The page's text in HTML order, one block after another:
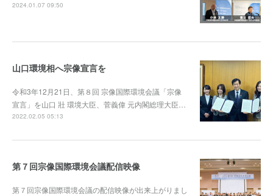
2024.01.07 09:50
山口環境相へ宗像宣言を
令和3年12月21日、第８回 宗像国際環境会議「宗像
宣言」を山口 壯 環境大臣、菅義偉 元内閣総理大臣…
2022.02.05 05:13
第７回宗像国際環境会議配信映像
第７回宗像国際環境会議の配信映像が出来上がりまし